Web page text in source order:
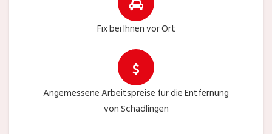
Fix bei Ihnen vor Ort
Angemessene Arbeitspreise für die Entfernung
von Schädlingen